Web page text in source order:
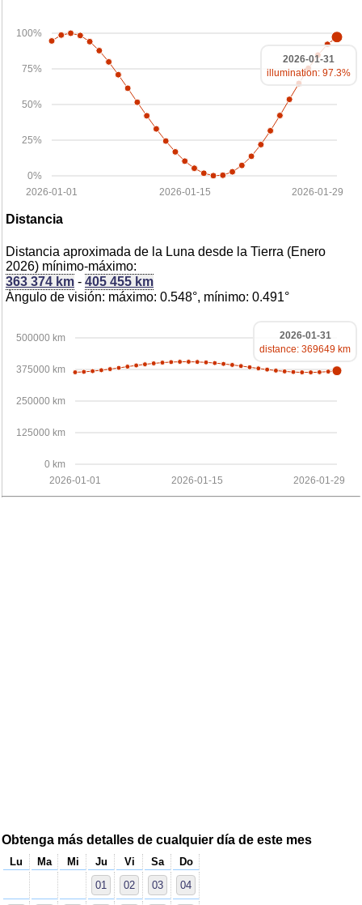
0%
25%
50%
75%
100%
2026-01-29
2026-01-15
2026-01-01
2026-01-31
illumination: 97.3%
Distancia
Distancia aproximada de la Luna desde la Tierra (Enero
2026) mínimo-máximo:
363 374 km - 405 455 km
Ángulo de visión: máximo: 0.548°, mínimo: 0.491°
0 km
125000 km
250000 km
375000 km
500000 km
2026-01-29
2026-01-15
2026-01-01
2026-01-31
distance: 369649 km
Obtenga más detalles de cualquier día de este mes
Lu Ma Mi Ju Vi Sa
Do
01
02 03 04